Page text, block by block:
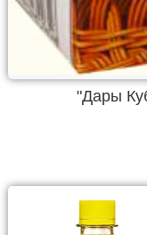
"Дары